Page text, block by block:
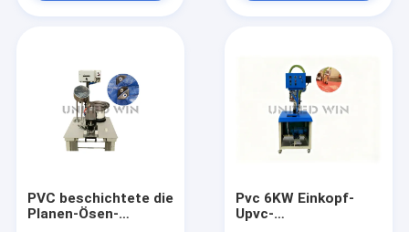
Band-Verdrängungs-Linie
Verdrängungs-beschichtende Laminierungs-Linie
PVC beschichtete die
Planen-Ösen-
Pvc 6KW Einkopf-
Upvc-